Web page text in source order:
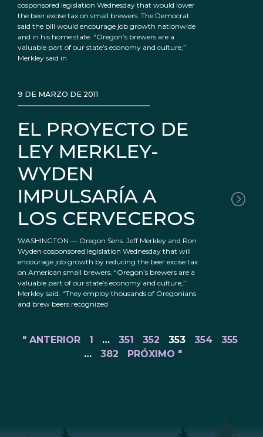
cosponsored legislation Wednesday that would lower
the beer excise tax on small brewers. The Democrat
said the bill would encourage job growth nationwide
and in his home state. “Oregon’s brewers are a
valuable part of our state’s economy and culture,”
Merkley said in
EL PROYECTO DE
LEY MERKLEY-
WYDEN
IMPULSARÍA A
LOS CERVECEROS
9 DE MARZO DE 2011
WASHINGTON — Oregon Sens. Jeff Merkley and Ron
Wyden cosponsored legislation Wednesday that will
encourage job growth by reducing the beer excise tax
on American small brewers. “Oregon’s brewers are a
valuable part of our state’s economy and culture,”
Merkley said. “They employ thousands of Oregonians
and brew beers recognized
" ANTERIOR 1 … 351 352 353 354
355
…
382 PRÓXIMO "